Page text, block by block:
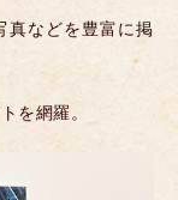
真などを豊富に掲
を網羅。